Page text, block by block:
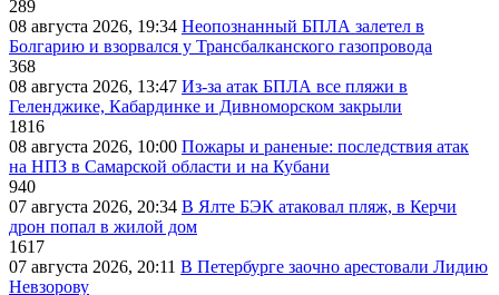
289
08 августа 2026, 19:34 Неопознанный БПЛА залетел в
Болгарию и взорвался у Трансбалканского газопровода
368
08 августа 2026, 13:47 Из-за атак БПЛА все пляжи в
Геленджике, Кабардинке и Дивноморском закрыли
1816
08 августа 2026, 10:00 Пожары и раненые: последствия атак
на НПЗ в Самарской области и на Кубани
940
07 августа 2026, 20:34 В Ялте БЭК атаковал пляж, в Керчи
дрон попал в жилой дом
1617
07 августа 2026, 20:11 В Петербурге заочно арестовали Лидию
Невзорову